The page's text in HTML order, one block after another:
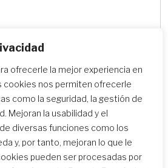
ofrecerle la mejor experiencia en
cookies nos permiten ofrecerle
como la seguridad, la gestión de
Mejoran la usabilidad y el
diversas funciones como los
y, por tanto, mejoran lo que le
pueden ser procesadas por